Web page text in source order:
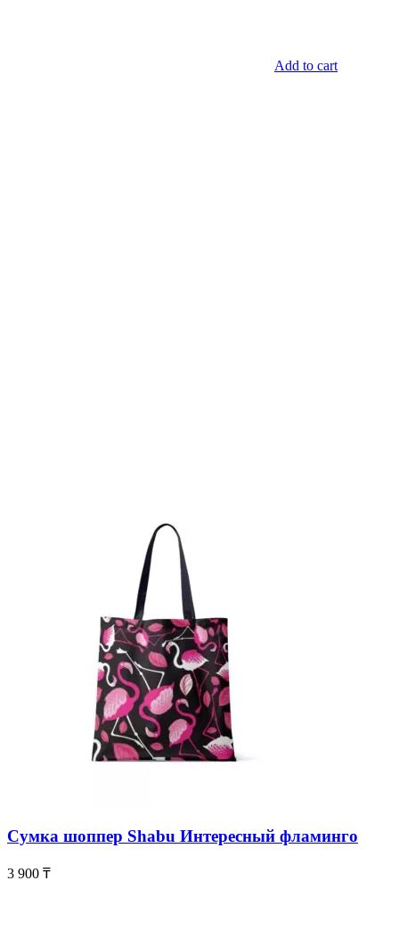
Add to cart
Сумка шоппер Shabu Интересный фламинго
3 900 ₸